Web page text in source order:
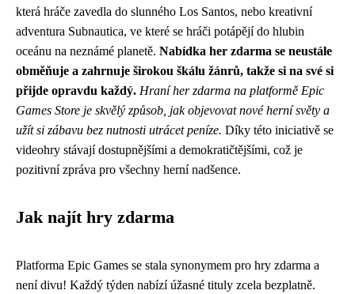
která hráče zavedla do slunného Los Santos, nebo kreativní
adventura Subnautica, ve které se hráči potápějí do hlubin
oceánu na neznámé planetě. Nabídka her zdarma se neustále
obměňuje a zahrnuje širokou škálu žánrů, takže si na své si
přijde opravdu každý. Hraní her zdarma na platformě Epic
Games Store je skvělý způsob, jak objevovat nové herní světy a
užít si zábavu bez nutnosti utrácet peníze. Díky této iniciativě se
videohry stávají dostupnějšími a demokratičtějšími, což je
pozitivní zpráva pro všechny herní nadšence.
Jak najít hry zdarma
Platforma Epic Games se stala synonymem pro hry zdarma a
není divu! Každý týden nabízí úžasné tituly zcela bezplatně.